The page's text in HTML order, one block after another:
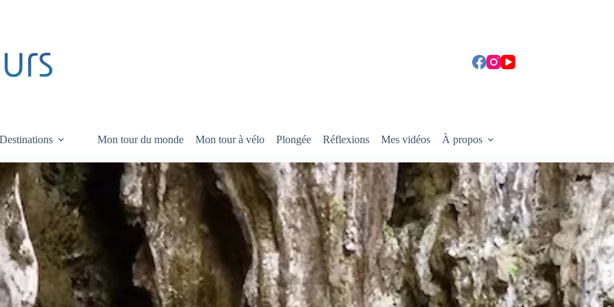
Destinations Mon tour du monde Mon tour à vélo Plongée Réflexions Mes vidéos À propos